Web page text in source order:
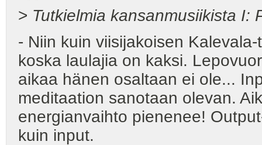
> Tutkielmia kansanmusiikista I:
- Niin kuin viisijakoisen
koska laulajia on kaksi.
aikaa hänen osaltaan ei ole...
meditaation sanotaan olevan.
energianvaihto pienenee!
kuin input.